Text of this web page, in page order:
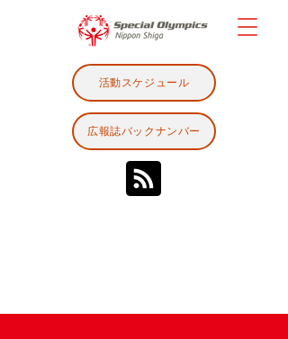
広報誌バックナンバー
活動スケジュール